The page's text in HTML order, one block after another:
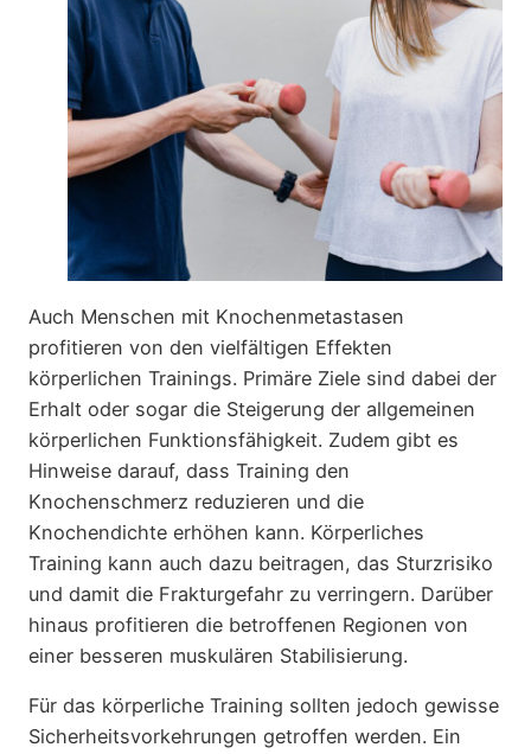
Auch Menschen mit Knochenmetastasen
profitieren von den vielfältigen Effekten
körperlichen Trainings. Primäre Ziele sind dabei der
Erhalt oder sogar die Steigerung der allgemeinen
körperlichen Funktionsfähigkeit. Zudem gibt es
Hinweise darauf, dass Training den
Knochenschmerz reduzieren und die
Knochendichte erhöhen kann. Körperliches
Training kann auch dazu beitragen, das Sturzrisiko
und damit die Frakturgefahr zu verringern. Darüber
hinaus profitieren die betroffenen Regionen von
einer besseren muskulären Stabilisierung.
Für das körperliche Training sollten jedoch gewisse
Sicherheitsvorkehrungen getroffen werden. Ein